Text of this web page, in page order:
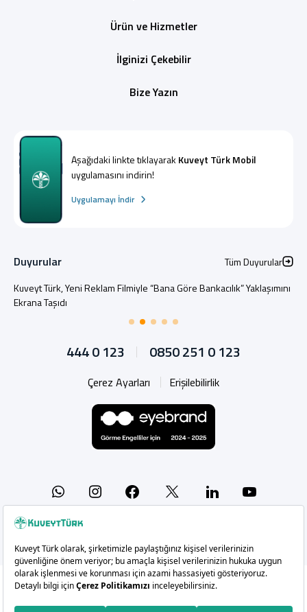
Ürün ve Hizmetler
İlginizi Çekebilir
Bize Yazın
Aşağıdaki linkte tıklayarak Kuveyt Türk Mobil
uygulamasını indirin!
Uygulamayı İndir
Duyurular
Tüm Duyurular
Kuveyt Türk, Yeni Reklam Filmiyle “Bana Göre Bankacılık” Yaklaşımını
Ekrana Taşıdı
444 0 123 0850 251 0 123
Çerez Ayarları Erişilebilirlik
WhatsappInstagramFacebook Linkedin